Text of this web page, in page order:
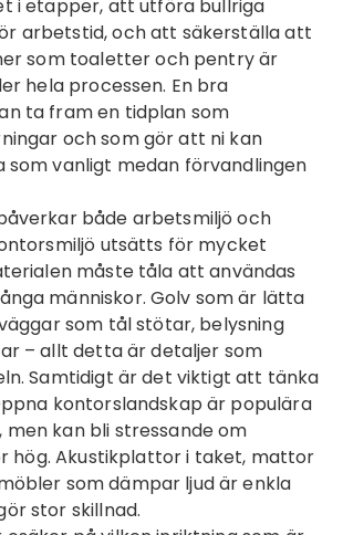
i etapper, att utföra bullriga
arbetstid, och att säkerställa att
som toaletter och pentry är
hela processen. En bra
ta fram en tidplan som
och som gör att ni kan
vanligt medan förvandlingen
både arbetsmiljö och
utsätts för mycket
måste tåla att användas
människor. Golv som är lätta
som tål stötar, belysning
– allt detta är detaljer som
Samtidigt är det viktigt att tänka
kontorslandskap är populära
kan bli stressande om
hög. Akustikplattor i taket, mattor
som dämpar ljud är enkla
stor skillnad.